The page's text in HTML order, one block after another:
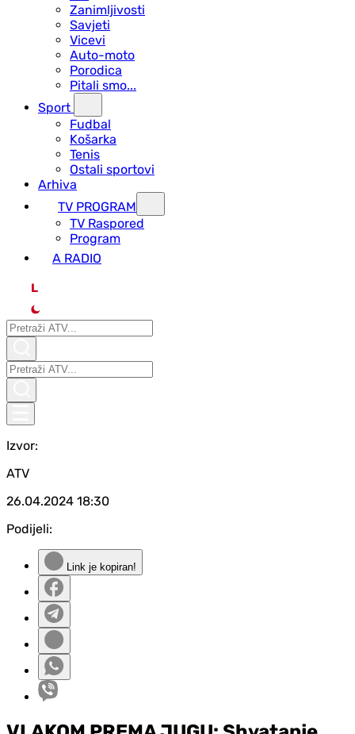
Zanimljivosti
Savjeti
Vicevi
Auto-moto
Porodica
Pitali smo...
Sport
Fudbal
Košarka
Tenis
Ostali sportovi
Arhiva
TV PROGRAM
ТV Raspored
Program
A RADIO
L
Izvor:
ATV
26.04.2024 18:30
Podijeli:
Link je kopiran!